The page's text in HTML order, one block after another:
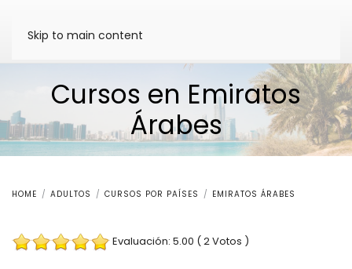
Skip to main content
Cursos en Emiratos
Árabes
HOME ADULTOS CURSOS POR PAÍSES EMIRATOS ÁRABES
Evaluación: 5.00 ( 2 Votos )